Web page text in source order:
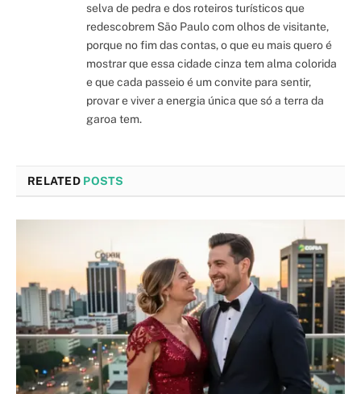
selva de pedra e dos roteiros turísticos que
redescobrem São Paulo com olhos de visitante,
porque no fim das contas, o que eu mais quero é
mostrar que essa cidade cinza tem alma colorida
e que cada passeio é um convite para sentir,
provar e viver a energia única que só a terra da
garoa tem.
RELATED POSTS